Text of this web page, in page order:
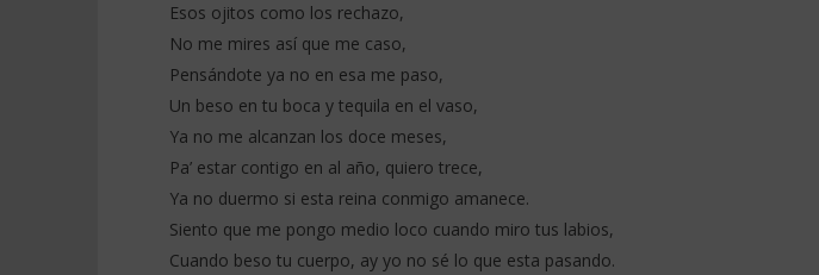
Esos ojitos como los rechazo,
No me mires así que me caso,
Pensándote ya no en esa me paso,
Un beso en tu boca y tequila en el vaso,
Ya no me alcanzan los doce meses,
Pa’ estar contigo en al año, quiero trece,
Ya no duermo si esta reina conmigo amanece.
Siento que me pongo medio loco cuando miro tus labios,
Cuando beso tu cuerpo, ay yo no sé lo que esta pasando.